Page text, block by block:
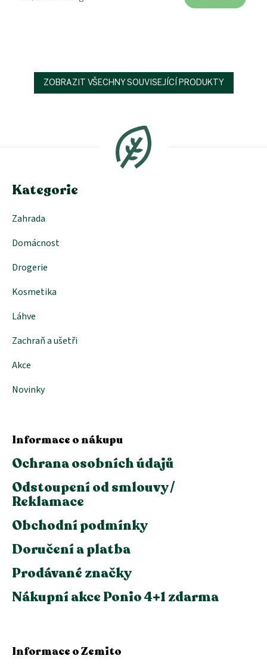
ZOBRAZIT VŠECHNY SOUVISEJÍCÍ PRODUKTY
a
Kategorie
Zahrada
Domácnost
Drogerie
Kosmetika
Láhve
Zachraň a ušetři
Akce
Novinky
Informace o nákupu
Ochrana osobních údajů
Odstoupení od smlouvy /
Reklamace
Obchodní podmínky
Doručení a platba
Prodávané značky
Nákupní akce Ponio 4+1 zdarma
Informace o Zemito